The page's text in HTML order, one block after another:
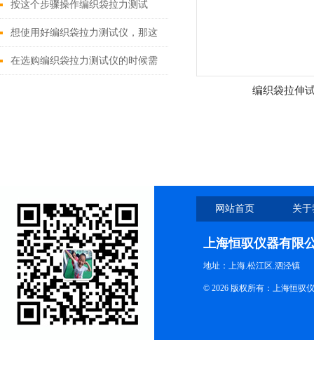
质与安全的重要工具
按这个步骤操作编织袋拉力测试
仪，既简单又安全！
想使用好编织袋拉力测试仪，那这
些工作条件要满足
在选购编织袋拉力测试仪的时候需
编织袋拉伸
网站首页 关
上海恒驭仪器有限
地址：上海.松江区.泗泾镇
© 2026 版权所有：上海恒驭